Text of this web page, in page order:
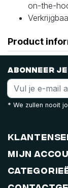
on-the-
Product
Abonneer
* We zullen nooit
Mijn